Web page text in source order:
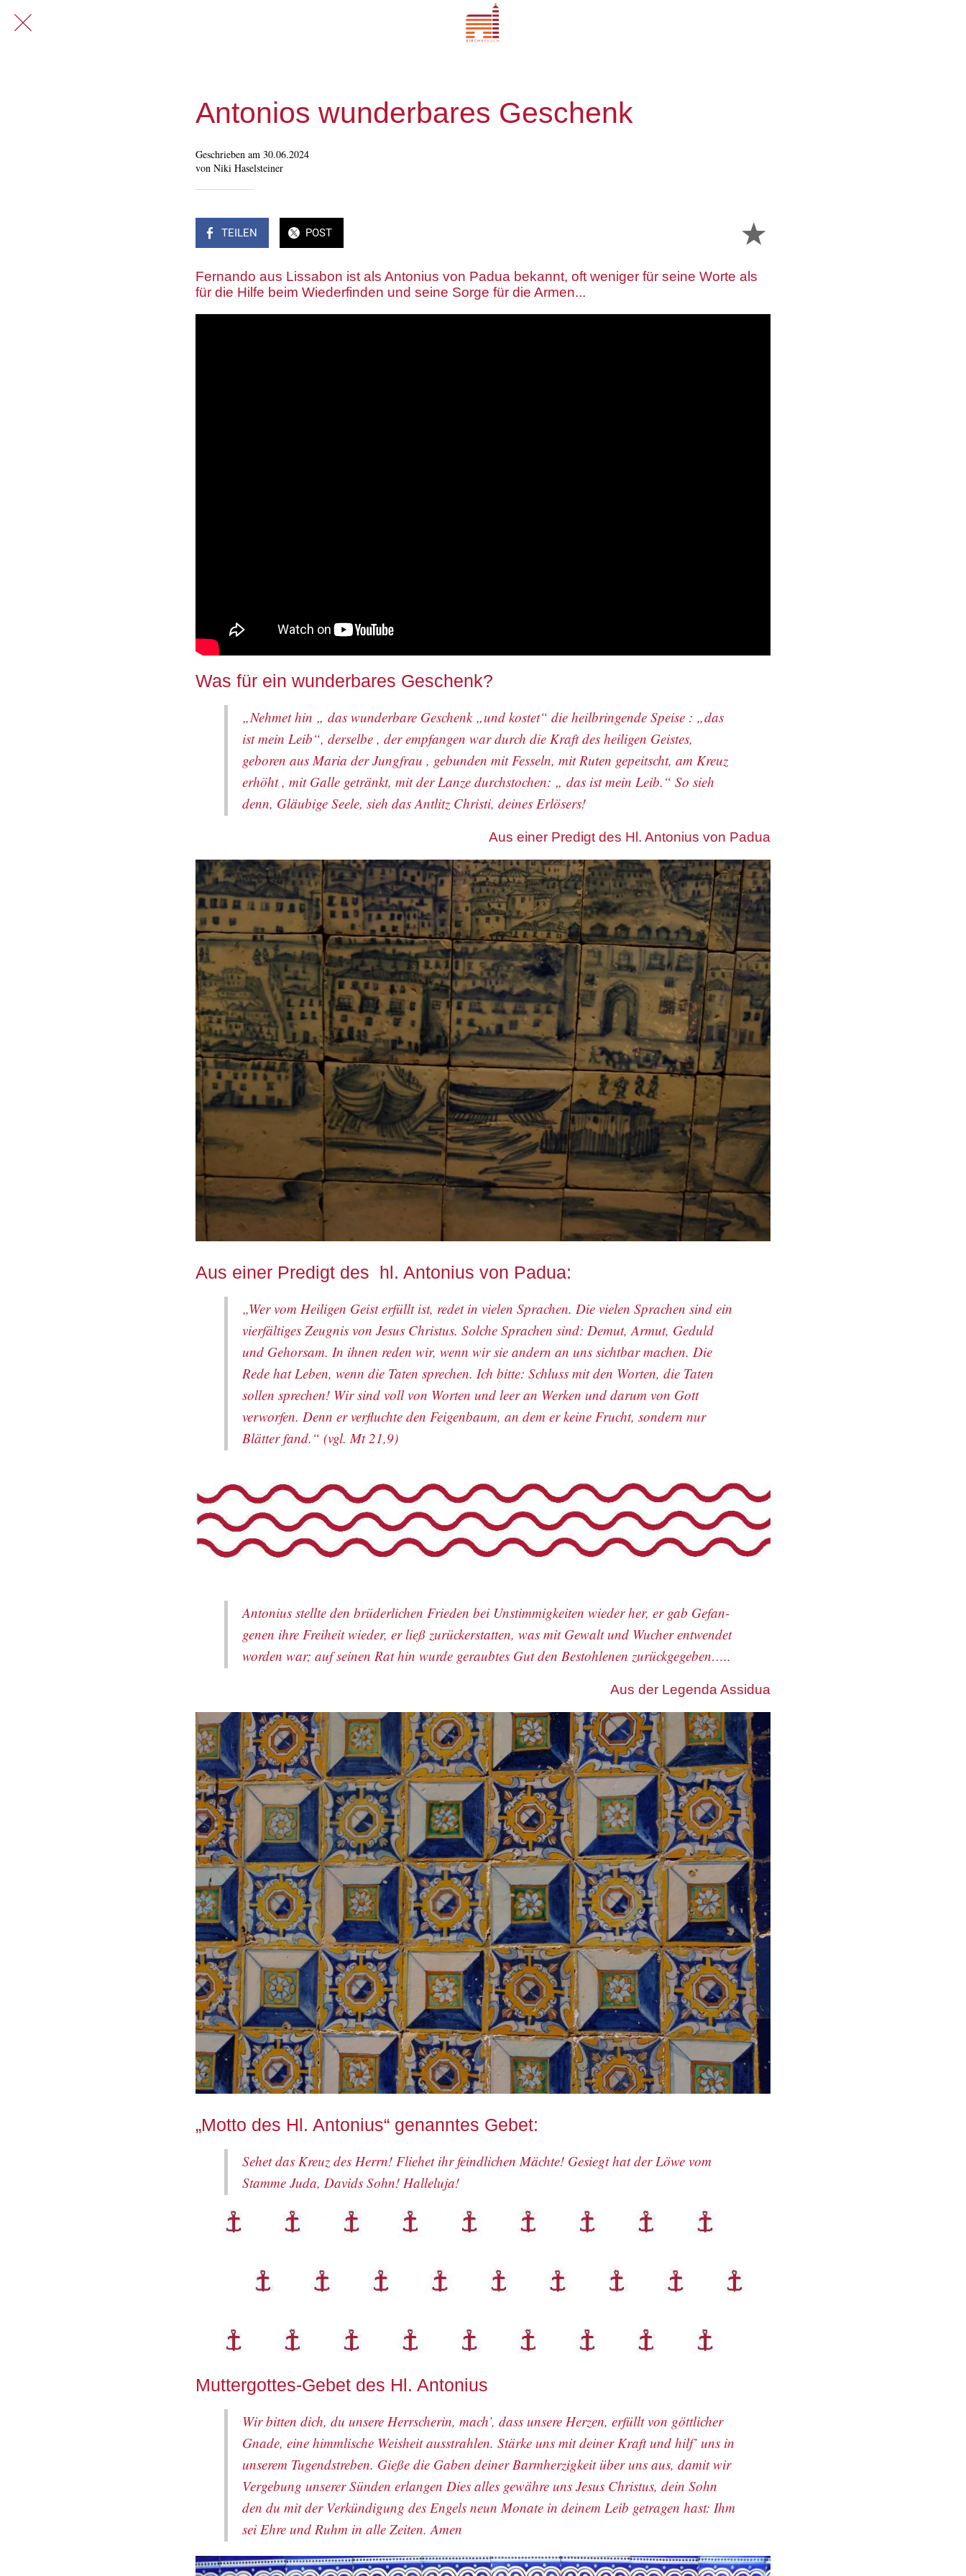
Antonios wunderbares Geschenk
Geschrieben am 30.06.2024
von Niki Haselsteiner
TEILEN POST
Fernando aus Lissabon ist als Antonius von Padua bekannt, oft weniger für seine Worte als
für die Hilfe beim Wiederfinden und seine Sorge für die Armen...
Was für ein wunderbares Geschenk?
„Nehmet hin „ das wunderbare Geschenk „und kostet“ die heilbringende Speise : „das
ist mein Leib“, derselbe , der empfangen war durch die Kraft des heiligen Geistes,
geboren aus Maria der Jungfrau , gebunden mit Fesseln, mit Ruten gepeitscht, am Kreuz
erhöht , mit Galle getränkt, mit der Lanze durchstochen: „ das ist mein Leib.“ So sieh
denn, Gläubige Seele, sieh das Antlitz Christi, deines Erlösers!
Aus einer Predigt des Hl. Antonius von Padua
Aus einer Predigt des hl. Antonius von Padua:
„Wer vom Heiligen Geist erfüllt ist, redet in vielen Sprachen. Die vielen Sprachen sind ein
vierfältiges Zeugnis von Jesus Christus. Solche Sprachen sind: Demut, Armut, Geduld
und Gehorsam. In ihnen reden wir, wenn wir sie andern an uns sichtbar machen. Die
Rede hat Leben, wenn die Taten sprechen. Ich bitte: Schluss mit den Worten, die Taten
sollen sprechen! Wir sind voll von Worten und leer an Werken und darum von Gott
verworfen. Denn er verfluchte den Feigenbaum, an dem er keine Frucht, sondern nur
Blätter fand.“ (vgl. Mt 21,9)
Antonius stellte den brüderlichen Frieden bei Unstimmigkeiten wieder her, er gab Gefan-
genen ihre Freiheit wieder, er ließ zurückerstatten, was mit Gewalt und Wucher entwendet
worden war; auf seinen Rat hin wurde geraubtes Gut den Bestohlenen zurückgegeben…..
Aus der Legenda Assidua
„Motto des Hl. Antonius“ genanntes Gebet:
Sehet das Kreuz des Herrn! Fliehet ihr feindlichen Mächte! Gesiegt hat der Löwe vom
Stamme Juda, Davids Sohn! Halleluja!
Muttergottes-Gebet des Hl. Antonius
Wir bitten dich, du unsere Herrscherin, mach’, dass unsere Herzen, erfüllt von göttlicher
Gnade, eine himmlische Weisheit ausstrahlen. Stärke uns mit deiner Kraft und hilf’ uns in
unserem Tugendstreben. Gieße die Gaben deiner Barmherzigkeit über uns aus, damit wir
Vergebung unserer Sünden erlangen Dies alles gewähre uns Jesus Christus, dein Sohn
den du mit der Verkündigung des Engels neun Monate in deinem Leib getragen hast: Ihm
sei Ehre und Ruhm in alle Zeiten. Amen